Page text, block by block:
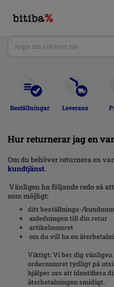
Beställningar Leverans
Hur returnerar jag en
Om du behöver returnera en
kundtjänst.
Vänligen ha följande redo så
som möjligt:
ditt beställnings-/
anledningen till din retur
artikelnumret
om du vill ha en
Viktigt: Vi ber dig
ordernumret tydligt på
hjälper oss att identifiera
återbetalningen smidigt.